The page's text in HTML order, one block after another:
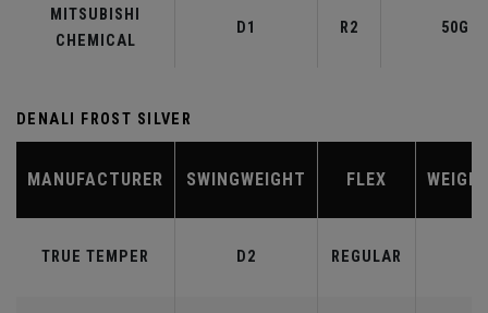
MITSUBISHI
CHEMICAL
D1 R2 50G
DENALI FROST SILVER
MANUFACTURER SWINGWEIGHT FLEX
TRUE TEMPER D2 REGULAR